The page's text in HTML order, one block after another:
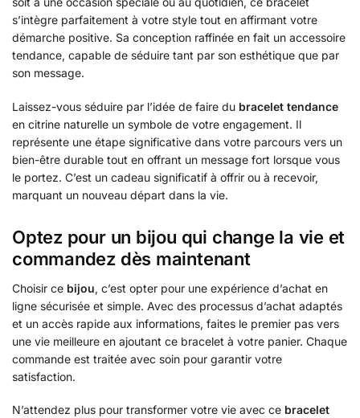
s’intègre parfaitement à votre style tout en affirmant votre
démarche positive. Sa conception raffinée en fait un accessoire
tendance, capable de séduire tant par son esthétique que par
son message.
Laissez-vous séduire par l’idée de faire du bracelet tendance
en citrine naturelle un symbole de votre engagement. Il
représente une étape significative dans votre parcours vers un
bien-être durable tout en offrant un message fort lorsque vous
le portez. C’est un cadeau significatif à offrir ou à recevoir,
marquant un nouveau départ dans la vie.
Optez pour un bijou qui change la vie et
commandez dès maintenant
Choisir ce bijou, c’est opter pour une expérience d’achat en
ligne sécurisée et simple. Avec des processus d’achat adaptés
et un accès rapide aux informations, faites le premier pas vers
une vie meilleure en ajoutant ce bracelet à votre panier. Chaque
commande est traitée avec soin pour garantir votre
satisfaction.
N’attendez plus pour transformer votre vie avec ce bracelet